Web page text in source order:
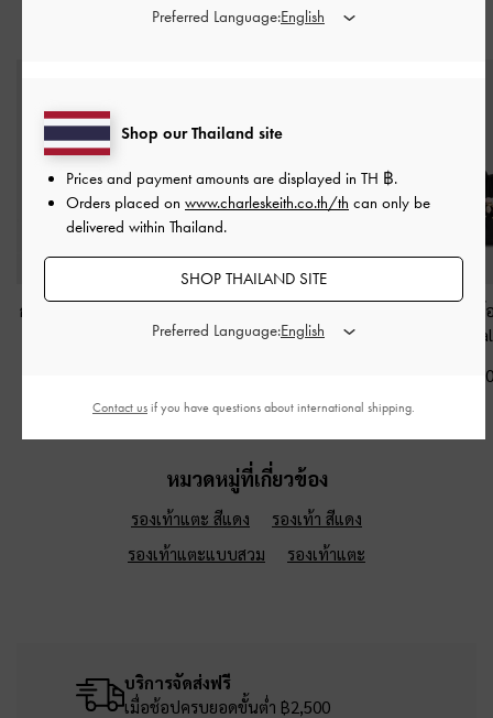
สไตล์ลุคด้วย
กระเป๋าสตางค์ดีเทลที่ปิด
แบบบิดรุ่น Tricha-
฿1,390.00
แบบบิดรุ่น Tricha
สี
฿1,390.00
กระเป๋าโท้ทพร้
มลูกปัดรุ่น
฿3,590.00
หมวดหมู่ที่เกี่ยวข้อง
รองเท้าแตะ สีแดง
รองเท้า สีแดง
รองเท้าแตะแบบสวม
รองเท้าแตะ
บริการจัดส่งฟรี
เมื่อช้อปครบยอดขั้นต่ำ ฿2,500
Shop our Thailand site
Prices and payment amounts are displayed in TH ฿.
Orders placed on www.charleskeith.co.th/th can only be
delivered within Thailand.
SHOP THAILAND SITE
Preferred Language:
Preferred Language:
Contact us if you have questions about international shipping.